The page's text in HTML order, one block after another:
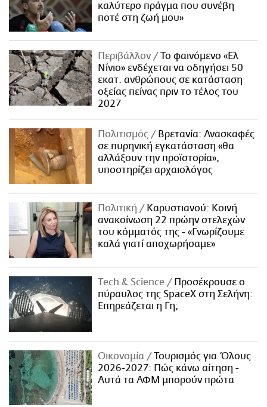
καλύτερο πράγμα που συνέβη
ποτέ στη ζωή μου»
Περιβάλλον
Το φαινόμενο «Ελ
Νίνιο» ενδέχεται να οδηγήσει 50
εκατ. ανθρώπους σε κατάσταση
οξείας πείνας πριν το τέλος του
2027
Πολιτισμός
Βρετανία: Ανασκαφές
σε πυρηνική εγκατάσταση «θα
αλλάξουν την προϊστορία»,
υποστηρίζει αρχαιολόγος
Πολιτική
Καρυστιανού: Κοινή
ανακοίνωση 22 πρώην στελεχών
του κόμματός της - «Γνωρίζουμε
καλά γιατί αποχωρήσαμε»
Τech & Science
Προσέκρουσε ο
πύραυλος της SpaceX στη Σελήνη:
Επηρεάζεται η Γη;
Οικονομία
Τουρισμός για Όλους
2026-2027: Πώς κάνω αίτηση -
Αυτά τα ΑΦΜ μπορούν πρώτα